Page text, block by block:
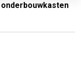
onderbouwkasten